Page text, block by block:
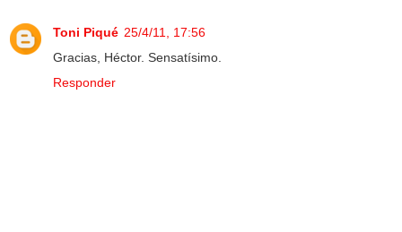
Toni Piqué 25/4/11, 17:56
Gracias, Héctor. Sensatísimo.
Responder